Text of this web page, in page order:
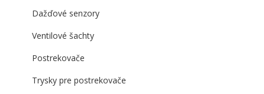
Dažďové senzory
Ventilové šachty
Postrekovače
Trysky pre postrekovače